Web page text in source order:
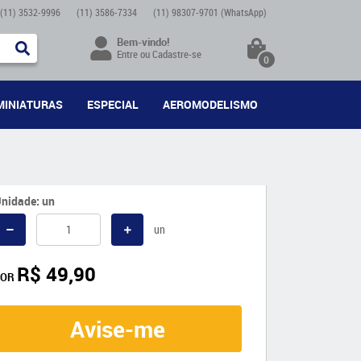
(11) 3532-9996 (11) 3586-7334 (11) 98307-9701 (WhatsApp)
Bem-vindo!
EntreouCadastre-se 0
ESPECIAL AEROMODELISMO
un
un
R$ 49,90
Avise-me